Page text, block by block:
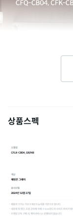
상품스펙